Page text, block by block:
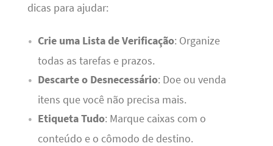
dicas para ajudar:
Crie uma Lista de Verificação: Organize
todas as tarefas e prazos.
Descarte o Desnecessário: Doe ou venda
itens que você não precisa mais.
Etiqueta Tudo: Marque caixas com o
conteúdo e o cômodo de destino.